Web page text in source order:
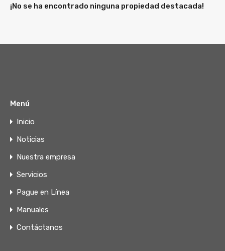
¡No se ha encontrado ninguna propiedad destacada!
Menú
Inicio
Noticias
Nuestra empresa
Servicios
Pague en Línea
Manuales
Contáctanos